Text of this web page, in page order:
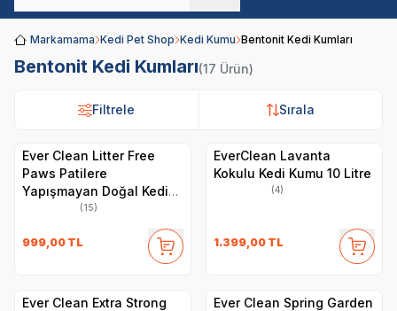
Markamama Kedi Pet Shop Kedi Kumu Bentonit Kedi Kumları
Bentonit Kedi Kumları(17 Ürün)
Filtrele Sırala
Filtrele Sırala
Ever Clean Litter Free
Paws Patilere
Yapışmayan Doğal Kedi
Kumu 10 LT
(15)
999,00 TL
EverClean Lavanta
Kokulu Kedi Kumu 10 Litre
(4)
1.399,00 TL
Ever Clean Extra Strong
Ever Clean Spring Garden